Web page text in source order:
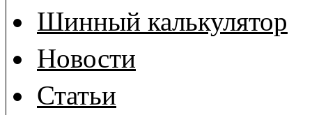
Шинный калькулятор
Новости
Статьи